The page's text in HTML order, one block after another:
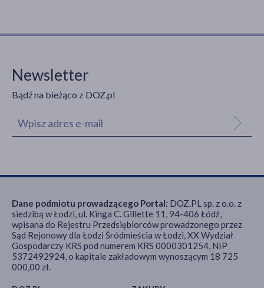
Newsletter
Bądź na bieżąco z DOZ.pl
Dane podmiotu prowadzącego Portal: DOZ.PL sp. z o.o. z
siedzibą w Łodzi, ul. Kinga C. Gillette 11, 94-406 Łódź,
wpisana do Rejestru Przedsiębiorców prowadzonego przez
Sąd Rejonowy dla Łodzi Śródmieścia w Łodzi, XX Wydział
Gospodarczy KRS pod numerem KRS 0000301254, NIP
5372492924, o kapitale zakładowym wynoszącym 18 725
000,00 zł.